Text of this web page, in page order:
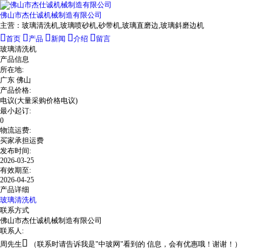
佛山市杰仕诚机械制造有限公司
主营： 玻璃清洗机,玻璃喷砂机,砂带机,玻璃直磨边,玻璃斜磨边机
首页  产品 新闻 介绍  留言
玻璃清洗机
产品信息
所在地:
广东 佛山
产品价格:
电议(大量采购价格电议)
最小起订:
0
物流运费:
买家承担运费
发布时间:
2026-03-25
有效期至:
2026-04-25
产品详细
玻璃清洗机
联系方式
佛山市杰仕诚机械制造有限公司
联系人:
周先生 
（联系时请告诉我是"中玻网"看到的 信息，会有优惠哦！谢谢！）